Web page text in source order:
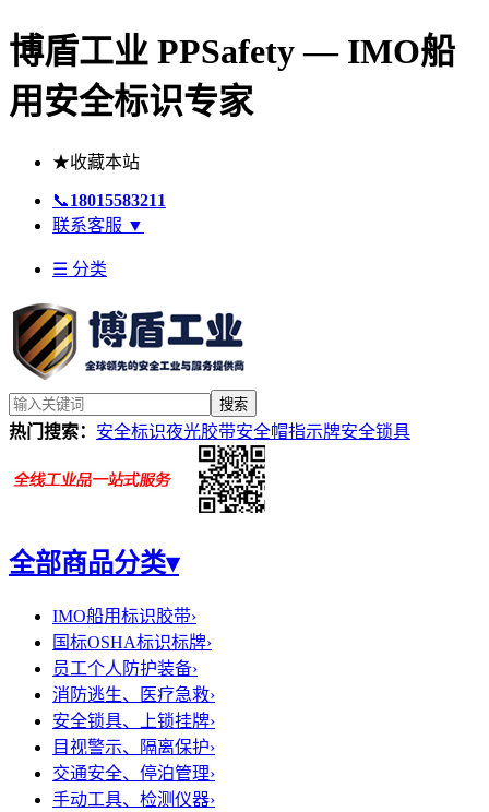
博盾工业 PPSafety — IMO船
用安全标识专家
★收藏本站
📞18015583211
联系客服 ▼
☰ 分类
搜索
热门搜索： 安全标识夜光胶带安全帽指示牌安全锁具
全部商品分类▾
IMO船用标识胶带›
国标OSHA标识标牌›
员工个人防护装备›
消防逃生、医疗急救›
安全锁具、上锁挂牌›
目视警示、隔离保护›
交通安全、停泊管理›
手动工具、检测仪器›